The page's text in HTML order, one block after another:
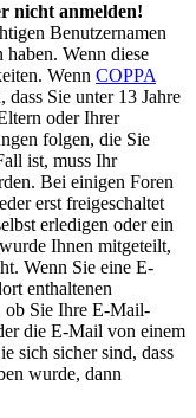
nicht anmelden!
Benutzernamen
haben. Wenn diese
Wenn COPPA
dass Sie unter 13 Jahre
oder Ihrer
folgen, die Sie
ist, muss Ihr
Bei einigen Foren
erst freigeschaltet
erledigen oder ein
Ihnen mitgeteilt,
Wenn Sie eine E-
enthaltenen
ob Sie Ihre E-Mail-
die E-Mail von einem
sich sicher sind, dass
wurde, dann